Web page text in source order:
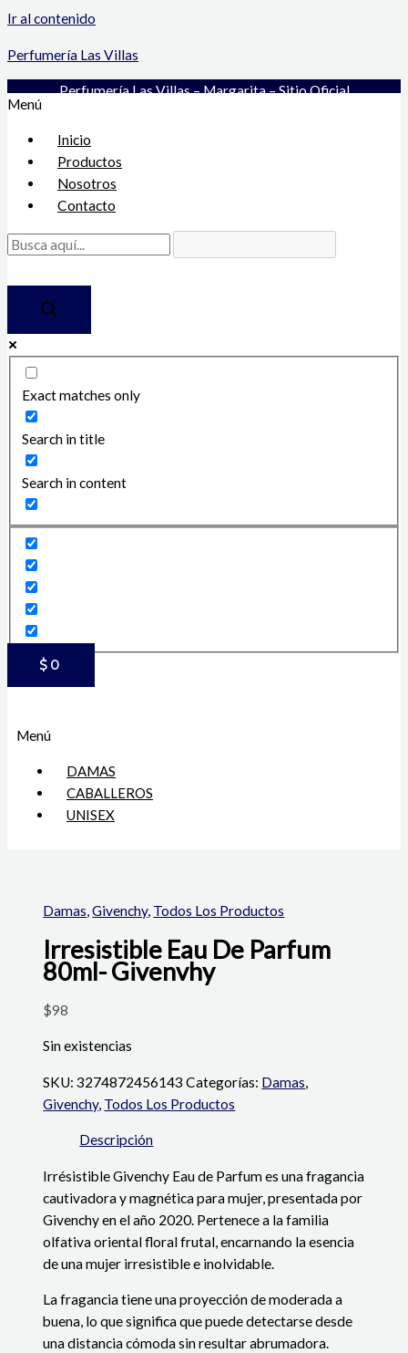
Ir al contenido
Perfumería Las Villas
Perfumería Las Villas – Margarita – Sitio Oficial
Menú
Inicio
Productos
Nosotros
Contacto
Exact matches only
Search in title
Search in content
$ 0
Menú
DAMAS
CABALLEROS
UNISEX
Damas,Givenchy, Todos Los Productos
Irresistible Eau De Parfum
80ml- Givenvhy
$98
Sin existencias
SKU:3274872456143 Categorías: Damas,
Givenchy, Todos Los Productos
Descripción
Irrésistible Givenchy Eau de Parfum es una fragancia
cautivadora y magnética para mujer, presentada por
Givenchy en el año 2020. Pertenece a la familia
olfativa oriental floral frutal, encarnando la esencia
de una mujer irresistible e inolvidable.
La fragancia tiene una proyección de moderada a
buena, lo que significa que puede detectarse desde
una distancia cómoda sin resultar abrumadora.